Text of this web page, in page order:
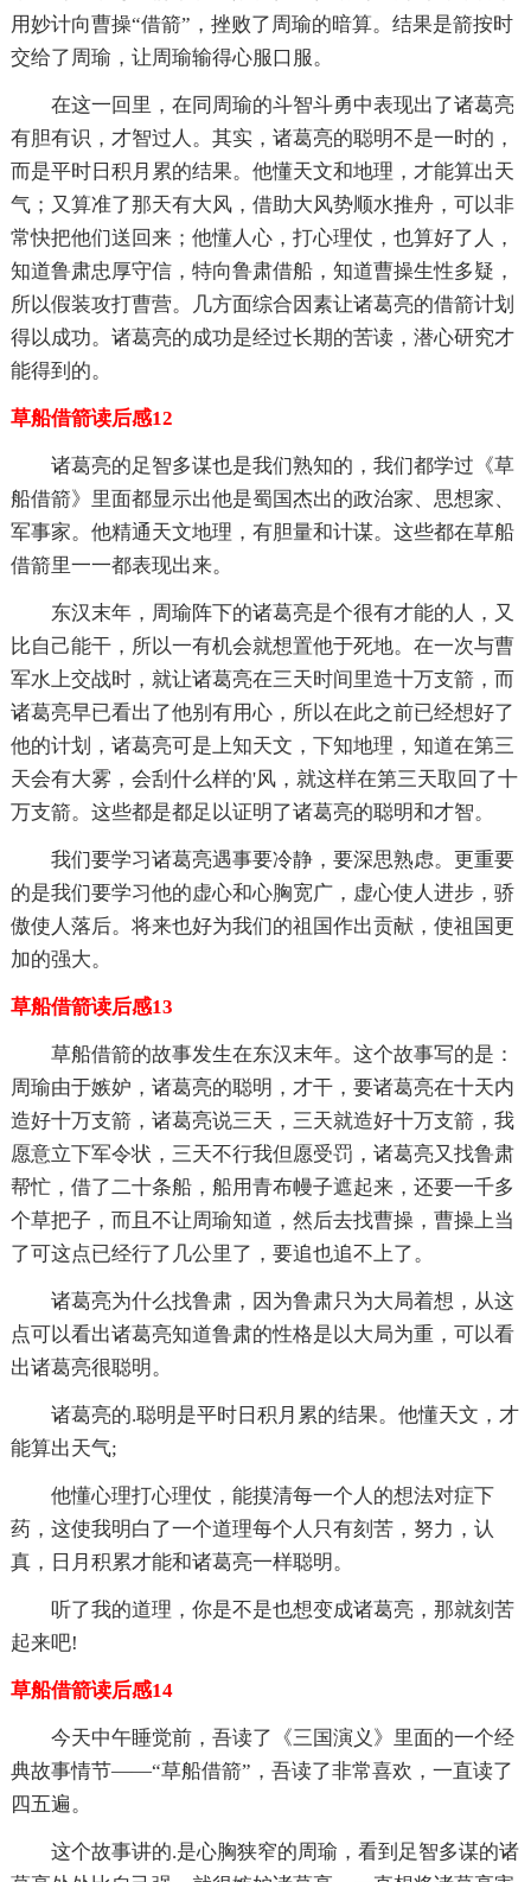
用妙计向曹操“借箭”，挫败了周瑜的暗算。结果是箭按时
交给了周瑜，让周瑜输得心服口服。
在这一回里，在同周瑜的斗智斗勇中表现出了诸葛亮
有胆有识，才智过人。其实，诸葛亮的聪明不是一时的，
而是平时日积月累的结果。他懂天文和地理，才能算出天
气；又算准了那天有大风，借助大风势顺水推舟，可以非
常快把他们送回来；他懂人心，打心理仗，也算好了人，
知道鲁肃忠厚守信，特向鲁肃借船，知道曹操生性多疑，
所以假装攻打曹营。几方面综合因素让诸葛亮的借箭计划
得以成功。诸葛亮的成功是经过长期的苦读，潜心研究才
能得到的。
草船借箭读后感12
诸葛亮的足智多谋也是我们熟知的，我们都学过《草
船借箭》里面都显示出他是蜀国杰出的政治家、思想家、
军事家。他精通天文地理，有胆量和计谋。这些都在草船
借箭里一一都表现出来。
东汉末年，周瑜阵下的诸葛亮是个很有才能的人，又
比自己能干，所以一有机会就想置他于死地。在一次与曹
军水上交战时，就让诸葛亮在三天时间里造十万支箭，而
诸葛亮早已看出了他别有用心，所以在此之前已经想好了
他的计划，诸葛亮可是上知天文，下知地理，知道在第三
天会有大雾，会刮什么样的'风，就这样在第三天取回了十
万支箭。这些都是都足以证明了诸葛亮的聪明和才智。
我们要学习诸葛亮遇事要冷静，要深思熟虑。更重要
的是我们要学习他的虚心和心胸宽广，虚心使人进步，骄
傲使人落后。将来也好为我们的祖国作出贡献，使祖国更
加的强大。
草船借箭读后感13
草船借箭的故事发生在东汉末年。这个故事写的是：
周瑜由于嫉妒，诸葛亮的聪明，才干，要诸葛亮在十天内
造好十万支箭，诸葛亮说三天，三天就造好十万支箭，我
愿意立下军令状，三天不行我但愿受罚，诸葛亮又找鲁肃
帮忙，借了二十条船，船用青布幔子遮起来，还要一千多
个草把子，而且不让周瑜知道，然后去找曹操，曹操上当
了可这点已经行了几公里了，要追也追不上了。
诸葛亮为什么找鲁肃，因为鲁肃只为大局着想，从这
点可以看出诸葛亮知道鲁肃的性格是以大局为重，可以看
出诸葛亮很聪明。
诸葛亮的.聪明是平时日积月累的结果。他懂天文，才
能算出天气;
他懂心理打心理仗，能摸清每一个人的想法对症下
药，这使我明白了一个道理每个人只有刻苦，努力，认
真，日月积累才能和诸葛亮一样聪明。
听了我的道理，你是不是也想变成诸葛亮，那就刻苦
起来吧!
草船借箭读后感14
今天中午睡觉前，吾读了《三国演义》里面的一个经
典故事情节——“草船借箭”，吾读了非常喜欢，一直读了
四五遍。
这个故事讲的.是心胸狭窄的周瑜，看到足智多谋的诸